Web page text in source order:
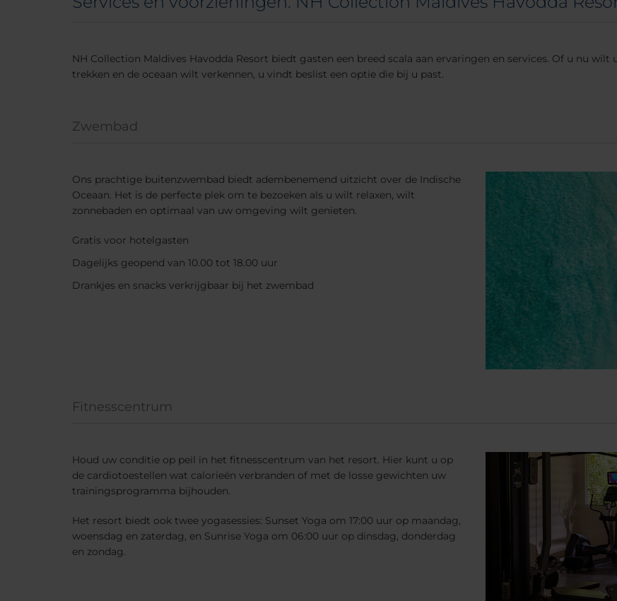
NH Collection Maldives Havodda Resort biedt gasten een breed scala aan ervaringen en services. Of u nu
trekken en de oceaan wilt verkennen, u vindt beslist een optie die bij u past.
Zwembad
Ons prachtige buitenzwembad biedt adembenemend uitzicht over de Indische
Oceaan. Het is de perfecte plek om te bezoeken als u wilt relaxen, wilt
zonnebaden en optimaal van uw omgeving wilt genieten.
Gratis voor hotelgasten
Dagelijks geopend van 10.00 tot 18.00 uur
Drankjes en snacks verkrijgbaar bij het zwembad
Fitnesscentrum
Houd uw conditie op peil in het fitnesscentrum van het resort. Hier kunt u op
de cardiotoestellen wat calorieën verbranden of met de losse gewichten uw
trainingsprogramma bijhouden.
Het resort biedt ook twee yogasessies: Sunset Yoga om 17:00 uur op maandag,
woensdag en zaterdag, en Sunrise Yoga om 06:00 uur op dinsdag, donderdag
en zondag.